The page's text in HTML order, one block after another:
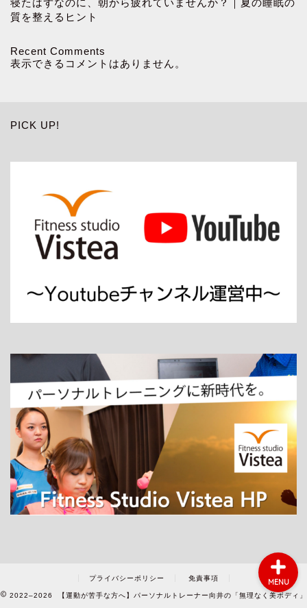
寝たはずなのに、朝から疲れていませんか？｜夏の睡眠の
質を整えるヒント
Recent Comments
表示できるコメントはありません。
PICK UP!
プライバシーポリシー 免責事項
2022–2026 【運動が苦手な方へ】パーソナルトレーナー向井の「無理なく美ボディ」
MENU
ホーム
パーソナルトレーニング
ダイエット